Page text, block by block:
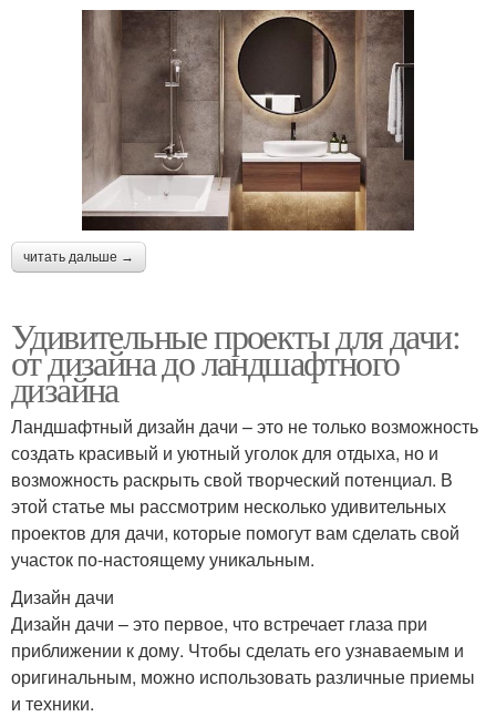
читать дальше →
Удивительные проекты для дачи:
от дизайна до ландшафтного
дизайна
Ландшафтный дизайн дачи – это не только возможность
создать красивый и уютный уголок для отдыха, но и
возможность раскрыть свой творческий потенциал. В
этой статье мы рассмотрим несколько удивительных
проектов для дачи, которые помогут вам сделать свой
участок по-настоящему уникальным.
Дизайн дачи
Дизайн дачи – это первое, что встречает глаза при
приближении к дому. Чтобы сделать его узнаваемым и
оригинальным, можно использовать различные приемы
и техники.